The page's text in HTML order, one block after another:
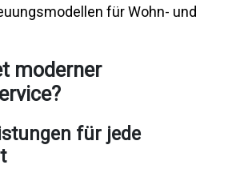
für Wohn- und
moderner
für jede